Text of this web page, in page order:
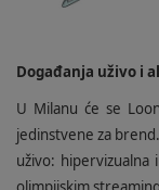
Događanja uživo i
U Milanu će se
jedinstvene za
uživo: hipervizualna